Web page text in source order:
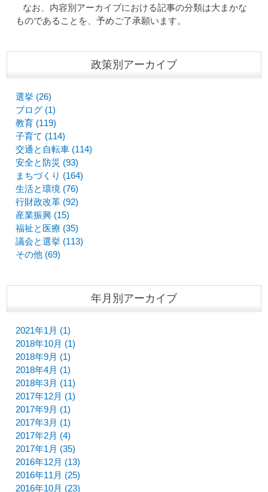
なお、内容別アーカイブにおける記事の分類は大まかな
ものであることを、予めご了承願います。
政策別アーカイブ
選挙 (26)
ブログ (1)
教育 (119)
子育て (114)
交通と自転車 (114)
安全と防災 (93)
まちづくり (164)
生活と環境 (76)
行財政改革 (92)
産業振興 (15)
福祉と医療 (35)
議会と選挙 (113)
その他 (69)
年月別アーカイブ
2021年1月 (1)
2018年10月 (1)
2018年9月 (1)
2018年4月 (1)
2018年3月 (11)
2017年12月 (1)
2017年9月 (1)
2017年3月 (1)
2017年2月 (4)
2017年1月 (35)
2016年12月 (13)
2016年11月 (25)
2016年10月 (23)